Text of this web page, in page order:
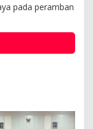
pada peramban